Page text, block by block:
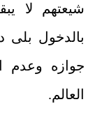
شيعتهم لا
بالدخول بلى
جوازه وعدم
العالم.